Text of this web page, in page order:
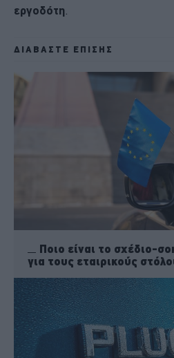
εργοδότη
ΔΙΑΒΑΣΤΕ ΕΠΙΣΗΣ
Ποιο είναι το σχέδιο-
για τους εταιρικούς